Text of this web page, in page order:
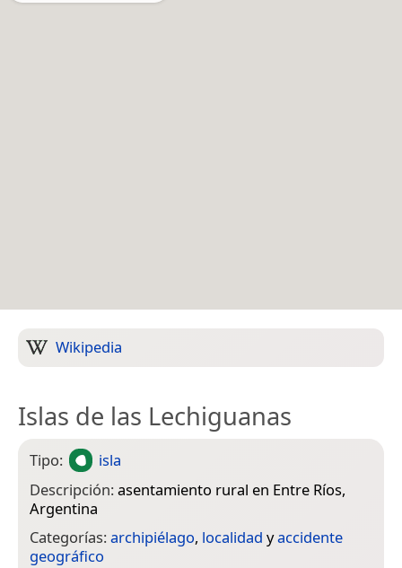
Wikipedia
Islas de las Lechiguanas
Tipo:
isla
Descripción:asentamiento rural en Entre Ríos,
Argentina
Categorías:archipiélago, localidad yaccidente
geográfico